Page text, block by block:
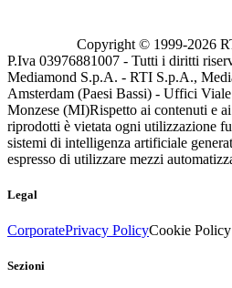
Copyright © 1999-2026
P.Iva 03976881007 - Tutti i diritti
Mediamond S.p.A. - RTI S.p.A.,
Amsterdam (Paesi Bassi) - Uffici
Monzese (MI)Rispetto ai contenuti e
riprodotti è vietata ogni utilizzazione
sistemi di intelligenza artificiale
espresso di utilizzare mezzi
Legal
CorporatePrivacy PolicyCookie Policy
Sezioni